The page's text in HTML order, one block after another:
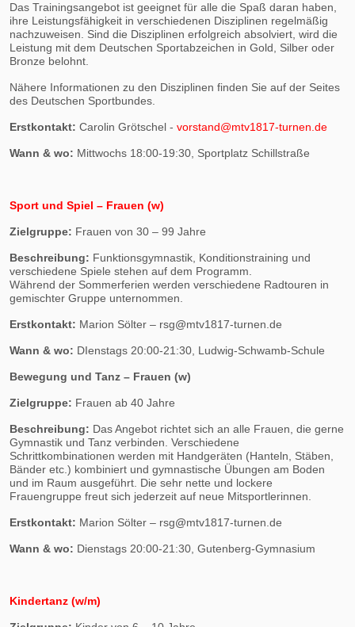
Das Trainingsangebot ist geeignet für alle die Spaß daran haben,
ihre Leistungsfähigkeit in verschiedenen Disziplinen regelmäßig
nachzuweisen. Sind die Disziplinen erfolgreich absolviert, wird die
Leistung mit dem Deutschen Sportabzeichen in Gold, Silber oder
Bronze belohnt.
Nähere Informationen zu den Disziplinen finden Sie auf der Seites
des Deutschen Sportbundes.
Erstkontakt: Carolin Grötschel - vorstand@mtv1817-turnen.de
Wann & wo: Mittwochs 18:00-19:30, Sportplatz Schillstraße
Sport und Spiel – Frauen (w)
Zielgruppe: Frauen von 30 – 99 Jahre
Beschreibung: Funktionsgymnastik, Konditionstraining und
verschiedene Spiele stehen auf dem Programm.
Während der Sommerferien werden verschiedene Radtouren in
gemischter Gruppe unternommen.
Erstkontakt: Marion Sölter – rsg@mtv1817-turnen.de
Wann & wo: DIenstags 20:00-21:30, Ludwig-Schwamb-Schule
Bewegung und Tanz – Frauen (w)
Zielgruppe: Frauen ab 40 Jahre
Beschreibung: Das Angebot richtet sich an alle Frauen, die gerne
Gymnastik und Tanz verbinden. Verschiedene
Schrittkombinationen werden mit Handgeräten (Hanteln, Stäben,
Bänder etc.) kombiniert und gymnastische Übungen am Boden
und im Raum ausgeführt. Die sehr nette und lockere
Frauengruppe freut sich jederzeit auf neue Mitsportlerinnen.
Erstkontakt: Marion Sölter – rsg@mtv1817-turnen.de
Wann & wo: Dienstags 20:00-21:30, Gutenberg-Gymnasium
Kindertanz (w/m)